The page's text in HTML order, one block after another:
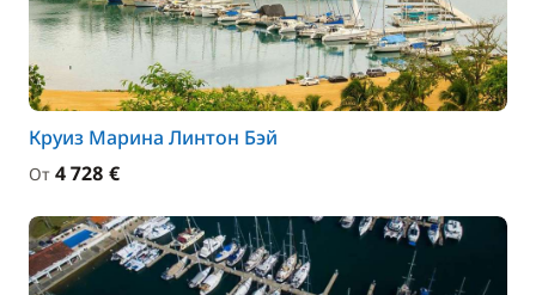
Круиз Марина Линтон Бэй
От 4 728 €